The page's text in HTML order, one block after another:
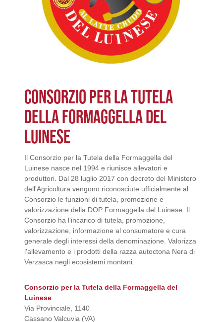
CONSORZIO PER LA TUTELA
DELLA FORMAGGELLA DEL
LUINESE
Il Consorzio per la Tutela della Formaggella del
Luinese nasce nel 1994 e riunisce allevatori e
produttori. Dal 28 luglio 2017 con decreto del Ministero
dell'Agricoltura vengono riconosciute ufficialmente al
Consorzio le funzioni di tutela, promozione e
valorizzazione della DOP Formaggella del Luinese. Il
Consorzio ha l’incarico di tutela, promozione,
valorizzazione, informazione al consumatore e cura
generale degli interessi della denominazione. Valorizza
l'allevamento e i prodotti della razza autoctona Nera di
Verzasca negli ecosistemi montani.
Consorzio per la Tutela della Formaggella del
Luinese
Via Provinciale, 1140
Cassano Valcuvia (VA)